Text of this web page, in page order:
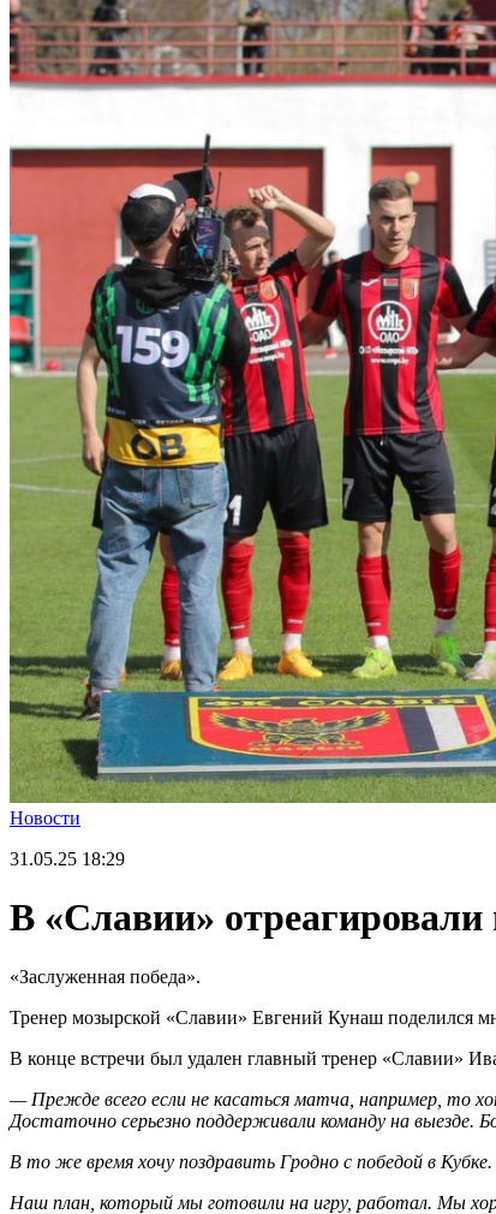
Новости
31.05.25 18:29
В «Славии»
«Заслуженная победа».
Тренер мозырской «Славии» Евгений Кунаш поделился
В конце встречи был удален главный тренер «Славии»
— Прежде всего если не касаться матча, например, то
Достаточно серьезно поддерживали команду на выезде.
В то же время хочу поздравить Гродно с победой в
Наш план, который мы готовили на игру, работал. Мы